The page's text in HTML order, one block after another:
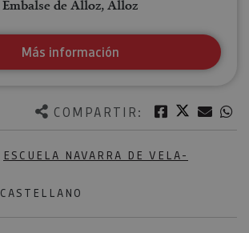
COMPARTIR: Facebook
Twitter
ESCUELA NAVARRA DE VELA-
CASTELLANO
Embalse de Alloz, Alloz
Más información